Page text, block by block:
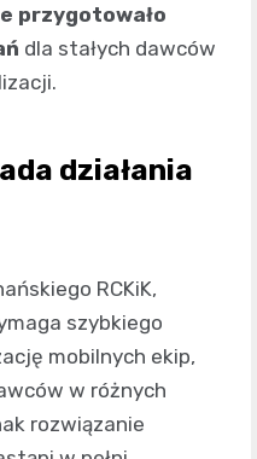
przygotowało
dla stałych dawców
działania
RCKiK,
szybkiego
mobilnych ekip,
w różnych
rozwiązanie